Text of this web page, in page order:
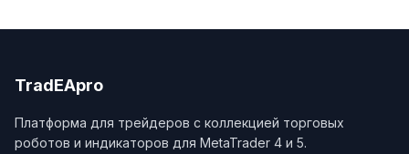
TradEApro
Платформа для трейдеров с коллекцией торговых
роботов и индикаторов для MetaTrader 4 и 5.